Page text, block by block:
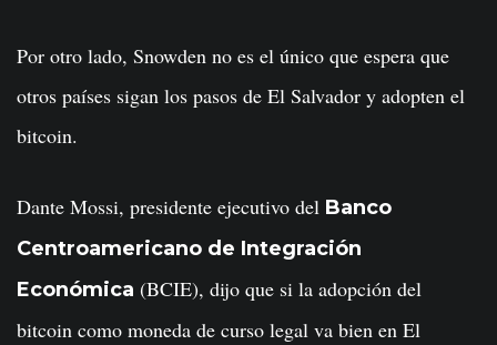
Por otro lado, Snowden no es el único que espera que
otros países sigan los pasos de El Salvador y adopten el
bitcoin.
Dante Mossi, presidente ejecutivo del Banco
Centroamericano de Integración
Económica (BCIE), dijo que si la adopción del
bitcoin como moneda de curso legal va bien en El